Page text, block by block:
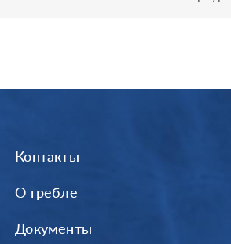
Контакты
О гребле
Документы